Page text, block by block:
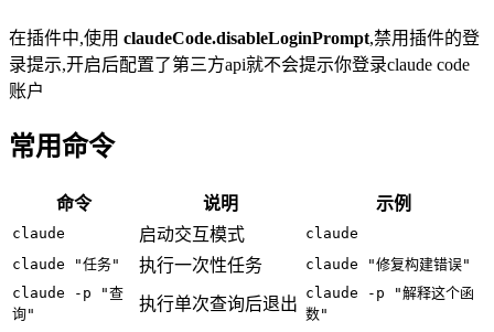
在插件中,使用 claudeCode.disableLoginPrompt,禁用插件的登
录提示,开启后配置了第三方api就不会提示你登录claude code
账户
常用命令
命令 说明 示例
claude 启动交互模式
claude
claude "任务"
执行一次性任务
claude "修复构建错误"
claude -p "查
询"
执行单次查询后退出
claude -p "解释这个函
数"